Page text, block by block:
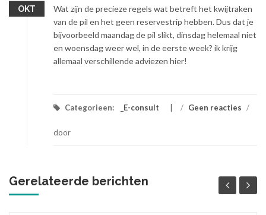
OKT
Wat zijn de precieze regels wat betreft het kwijtraken
van de pil en het geen reservestrip hebben. Dus dat je
bijvoorbeeld maandag de pil slikt, dinsdag helemaal niet
en woensdag weer wel, in de eerste week? ik krijg
allemaal verschillende adviezen hier!
Categorieen: _E-consult / Geen reacties /
door
Gerelateerde berichten